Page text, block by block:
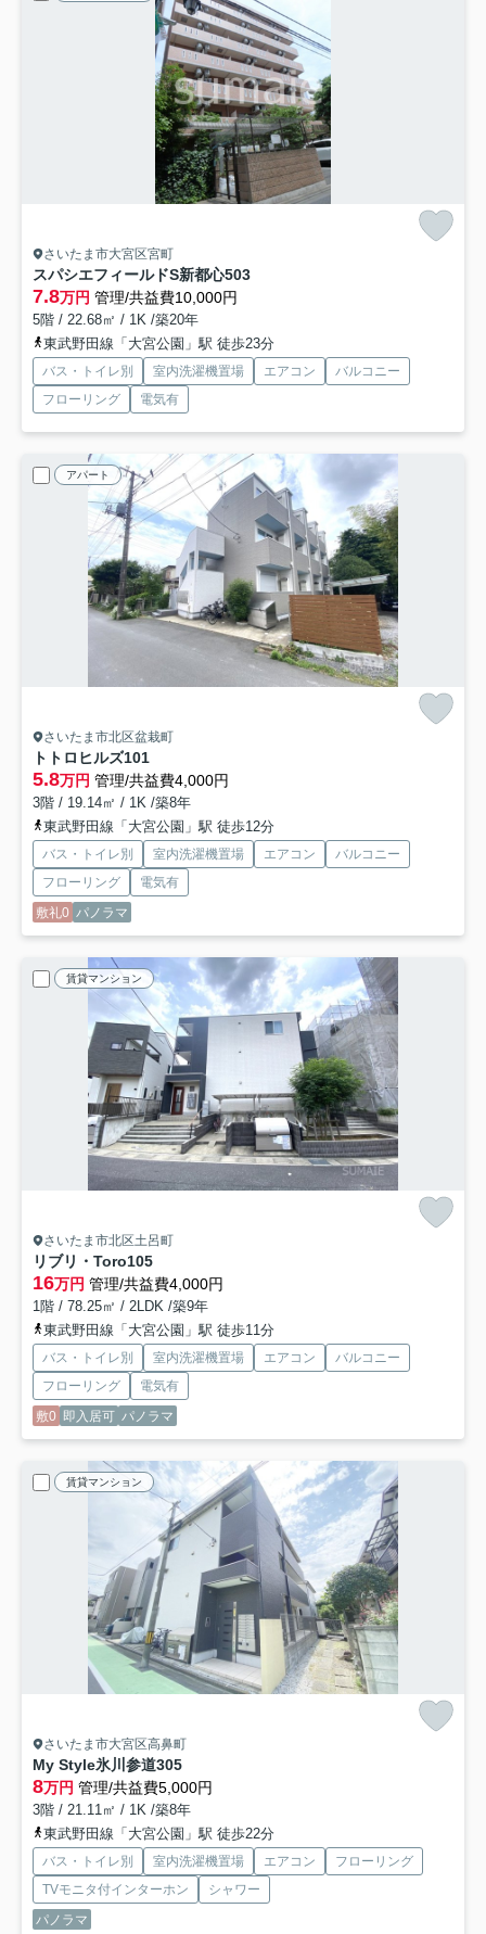
さいたま市大宮区宮町
スパシエフィールドS新都心503
7.8万円 管理/共益費10,000円
5階 / 22.68㎡ / 1K /築20年
東武野田線「大宮公園」駅 徒歩23分
バス・トイレ別 室内洗濯機置場 エアコン
バルコニー
フローリング
電気有
アパート
さいたま市北区盆栽町
トトロヒルズ101
5.8万円 管理/共益費4,000円
3階 / 19.14㎡ / 1K /築8年
東武野田線「大宮公園」駅 徒歩12分
バス・トイレ別 室内洗濯機置場 エアコン
バルコニー
フローリング
電気有
敷礼0 パノラマ
賃貸マンション
さいたま市北区土呂町
リブリ・Toro105
16万円 管理/共益費4,000円
1階 / 78.25㎡ / 2LDK /築9年
東武野田線「大宮公園」駅 徒歩11分
バス・トイレ別 室内洗濯機置場 エアコン
バルコニー
フローリング
電気有
敷0 即入居可 パノラマ
賃貸マンション
さいたま市大宮区高鼻町
My Style氷川参道305
8万円 管理/共益費5,000円
3階 / 21.11㎡ / 1K /築8年
東武野田線「大宮公園」駅 徒歩22分
バス・トイレ別 室内洗濯機置場 エアコン
フローリング
TVモニタ付インターホン
シャワー
パノラマ